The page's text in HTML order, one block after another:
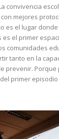
convivencia
mejores
es el lugar
es el primer
comunidades
tanto en la
prevenir. Porque
primer